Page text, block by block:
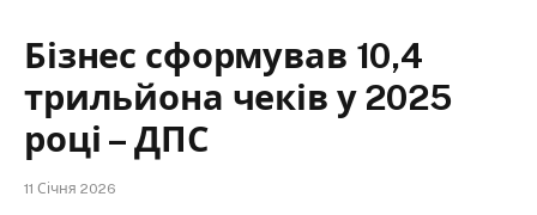
Бізнес сформував 10,4
трильйона чеків у 2025
році – ДПС
11 Січня 2026